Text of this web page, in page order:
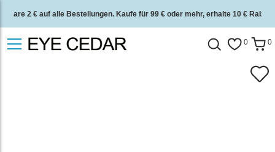
Spare 2 € auf alle Bestellungen. Kaufe für 99 € oder mehr, erhalte 10 € Rabatt.
2 Jahre Qualitätsgarantie und 30 Tage Geld-zurück-Garantie. 0 0